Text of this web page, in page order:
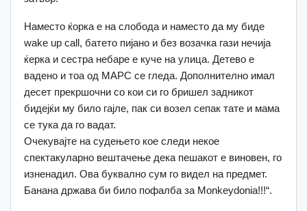
Наместо ќорка е на слобода и наместо да му биде
wake up call, батето пијано и без возачка гази нечија
ќерка и сестра небаре е куче на улица. Детево е
вадено и тоа од МАРС се гледа. Дополнително имал
десет прекршочни со кои си го бришел задникот
бидејќи му било гајле, пак си возел сепак тате и мама
се тука да го вадат.
Очекувајте на судењето кое следи некое
спектакуларно вештачење дека пешакот е виновен, го
изненадил. Ова буквално сум го видел на предмет.
Банана држава би било пофалба за Monkeydonia!!!“.